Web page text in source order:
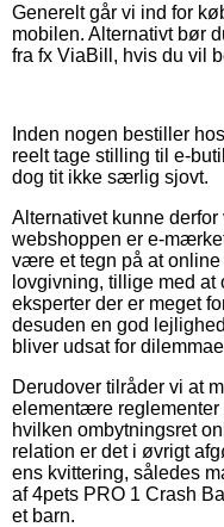
Generelt går vi ind for
mobilen. Alternativt bør
fra fx ViaBill, hvis du vil
Inden nogen bestiller
reelt tage stilling til e-
dog tit ikke særlig sjovt.
Alternativet kunne
webshoppen er e-
være et tegn på at
lovgivning, tillige med
eksperter der er meget
desuden en god
bliver udsat for
Derudover tilråder vi at
elementære
hvilken ombytningsret
relation er det i øvrigt
ens kvittering, således
af 4pets PRO 1 Crash
et barn.